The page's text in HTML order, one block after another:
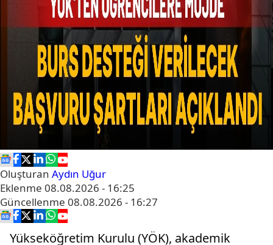
Oluşturan Aydın Uğur
Eklenme 08.08.2026 - 16:25
Güncellenme 08.08.2026 - 16:27
Yükseköğretim Kurulu (YÖK), akademik